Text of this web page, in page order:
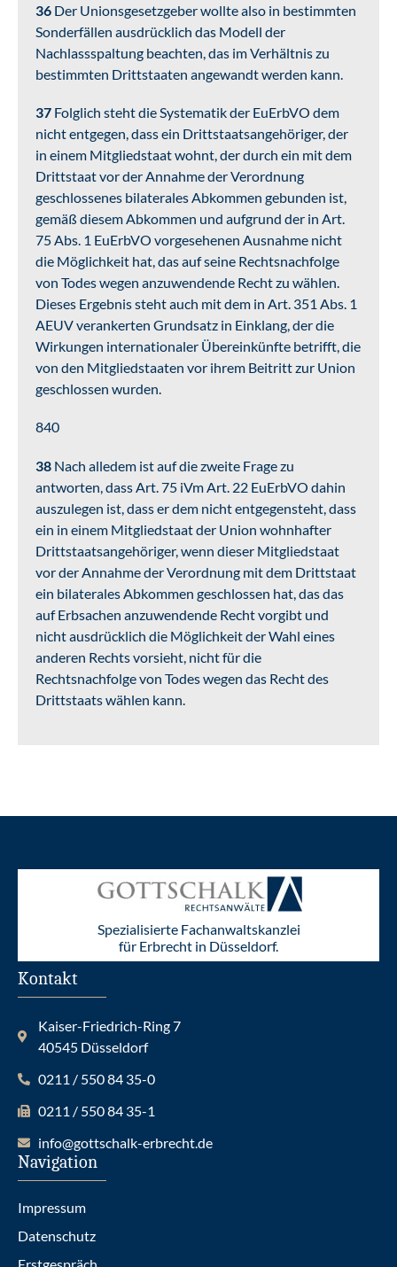
36 Der Unionsgesetzgeber wollte also in bestimmten
Sonderfällen ausdrücklich das Modell der
Nachlassspaltung beachten, das im Verhältnis zu
bestimmten Drittstaaten angewandt werden kann.
37 Folglich steht die Systematik der EuErbVO dem
nicht entgegen, dass ein Drittstaatsangehöriger, der
in einem Mitgliedstaat wohnt, der durch ein mit dem
Drittstaat vor der Annahme der Verordnung
geschlossenes bilaterales Abkommen gebunden ist,
gemäß diesem Abkommen und aufgrund der in Art.
75 Abs. 1 EuErbVO vorgesehenen Ausnahme nicht
die Möglichkeit hat, das auf seine Rechtsnachfolge
von Todes wegen anzuwendende Recht zu wählen.
Dieses Ergebnis steht auch mit dem in Art. 351 Abs. 1
AEUV verankerten Grundsatz in Einklang, der die
Wirkungen internationaler Übereinkünfte betrifft, die
von den Mitgliedstaaten vor ihrem Beitritt zur Union
geschlossen wurden.
840
38 Nach alledem ist auf die zweite Frage zu
antworten, dass Art. 75 iVm Art. 22 EuErbVO dahin
auszulegen ist, dass er dem nicht entgegensteht, dass
ein in einem Mitgliedstaat der Union wohnhafter
Drittstaatsangehöriger, wenn dieser Mitgliedstaat
vor der Annahme der Verordnung mit dem Drittstaat
ein bilaterales Abkommen geschlossen hat, das das
auf Erbsachen anzuwendende Recht vorgibt und
nicht ausdrücklich die Möglichkeit der Wahl eines
anderen Rechts vorsieht, nicht für die
Rechtsnachfolge von Todes wegen das Recht des
Drittstaats wählen kann.
Spezialisierte Fachanwaltskanzlei
für Erbrecht in Düsseldorf.
Kontakt
Kaiser-Friedrich-Ring 7
40545 Düsseldorf
0211 / 550 84 35-0
0211 / 550 84 35-1
info@gottschalk-erbrecht.de
Navigation
Impressum
Datenschutz